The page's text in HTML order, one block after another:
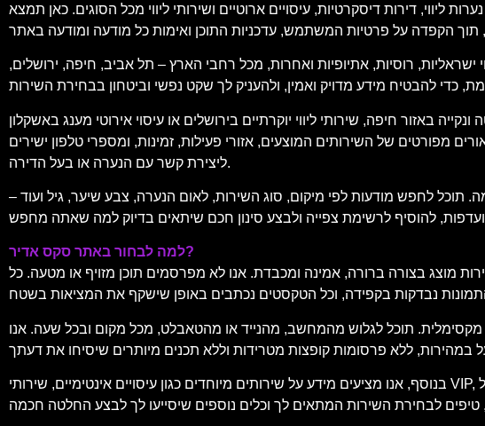
דירות דיסקרטיות, עיסויים ארוטיים ושירותי ליווי מכל הסוגים. כאן תמצא
ישראליות, רוסיות, אתיופיות ואחרות, מכל רחבי הארץ – תל אביב, חיפה, ירושלים,
באזור חיפה, שירותי ליווי יוקרתיים בירושלים או עיסוי אירוטי מענג באשקלון
מפורטים של השירותים המוצעים, אזורי פעילות, זמינות, ומספרי טלפון ישירים
ליצירת קשר עם הנערה או בעל הדירה.
לחפש מודעות לפי מיקום, סוג השירות, לאום הנערה, צבע שיער, גיל ועוד –
למה לבחור באתר סקס אדיר?
מוצג בצורה ברורה, אמינה ומכבדת. אנו לא מפרסמים תוכן מזויף או מטעה. כל
מקסימלית. תוכל לגלוש מהמחשב, מהנייד או מהטאבלט, מכל מקום ובכל שעה. אנו
בנוסף, אנו מציעים מידע על שירותים מיוחדים כגון עיסויים אינטימיים, שירותי VIP, ליווי לאירועים, דירות להשכרה לפי שעה, ועוד. תוכל למצוא גם המלצות, דירוגים של